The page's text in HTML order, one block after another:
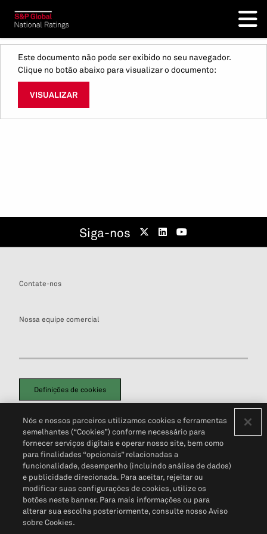
Este documento não pode ser exibido no seu navegador.
Clique no botão abaixo para visualizar o documento:
VISUALIZAR
Siga-nos
Contate-nos
Nossa equipe comercial
Definições de cookies
Política de PrivacidadePortal de privacidade do cliente (em inglês)
Não Venda Minhas Informações Pessoais© 2026 S&P Global
Nós e nossos parceiros utilizamos cookies e ferramentas
semelhantes (“Cookies”) conforme necessário para
fornecer serviços digitais e operar nosso site, bem como
para finalidades “opcionais” relacionadas a
funcionalidade, desempenho (incluindo análise de dados)
e publicidade direcionada. Para aceitar, rejeitar ou
modificar suas configurações de cookies, utilize os
botões neste banner. Para mais informações ou para
alterar sua escolha posteriormente, consulte nosso Aviso
sobre Cookies.